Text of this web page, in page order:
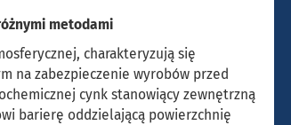
metodami
charakteryzują się
na zabezpieczenie wyrobów przed
cynk stanowiący zewnętrzną
barierę oddzielającą powierzchnię